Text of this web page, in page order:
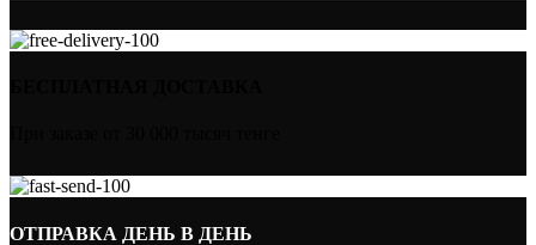
ОТПРАВКА ДЕНЬ В ДЕНЬ